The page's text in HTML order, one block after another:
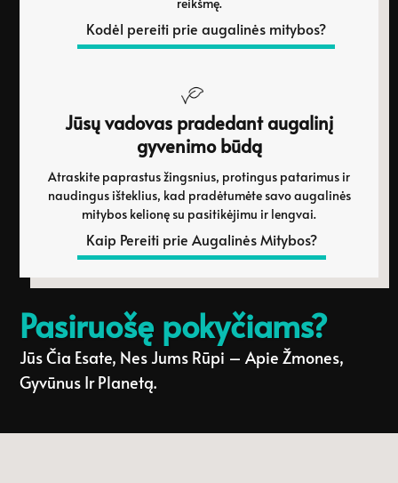
Pasiruošę pokyčiams?
Jūs Čia Esate, Nes Jums Rūpi – Apie Žmones,
Gyvūnus Ir Planetą.
Kodėl pereiti prie augalinės mitybos?
Jūsų vadovas pradedant augalinį
gyvenimo būdą
Atraskite paprastus žingsnius, protingus patarimus ir
naudingus išteklius, kad pradėtumėte savo augalinės
mitybos kelionę su pasitikėjimu ir lengvai.
Kaip Pereiti prie Augalinės Mitybos?